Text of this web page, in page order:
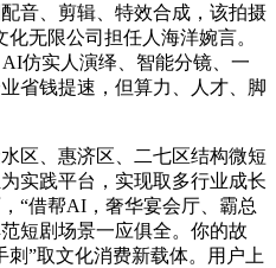
音、剪辑、特效合成，该拍摄
无限公司担任人海洋婉言。
仿实人演绎、智能分镜、一
省钱提速，但算力、人才、脚
、惠济区、二七区结构微短
实践平台，实现取多行业成长
“借帮AI，奢华宴会厅、霸总
短剧场景一应俱全。你的故
”取文化消费新载体。用户上